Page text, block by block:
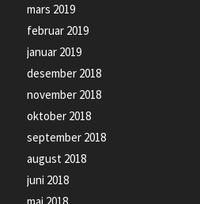
mars 2019
februar 2019
januar 2019
desember 2018
november 2018
oktober 2018
september 2018
august 2018
juni 2018